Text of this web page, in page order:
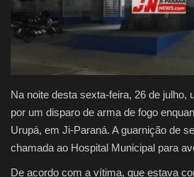
Justiça
Educação
Galeria
Saúde
Na noite desta sexta-feira, 26 de julho,
por um disparo de arma de fogo
Urupá, em Ji-Paraná. A guarnição de
chamada ao Hospital Municipal para
De acordo com a vítima, que estava